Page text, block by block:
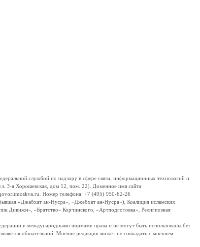
службой по надзору в сфере связи, информационных технологий и
3-я Хорошевская, дом 12, пом. 22). Доменное имя сайта
Номер телефона: +7 (495) 950-62-26
«Джабхат ан-Нусра», «Джебхат ан-Нусра»), Коалиция исламских
«Братство» Корчинского, «Артподготовка», Религиозная
и международными нормами права и не могут быть использованы без
обязательной. Мнение редакции может не совпадать с мнением